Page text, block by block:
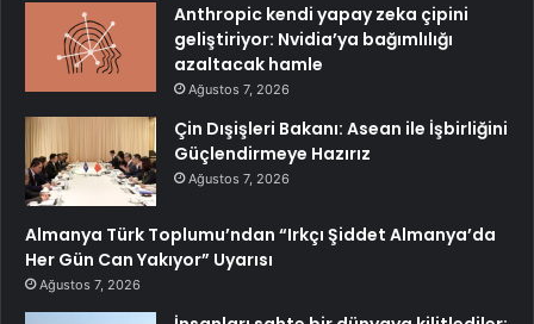
Anthropic kendi yapay zeka çipini
geliştiriyor: Nvidia’ya bağımlılığı
azaltacak hamle
Ağustos 7, 2026
Çin Dışişleri Bakanı: Asean ile İşbirliğini
Güçlendirmeye Hazırız
Ağustos 7, 2026
Almanya Türk Toplumu’ndan “Irkçı Şiddet Almanya’da
Her Gün Can Yakıyor” Uyarısı
Ağustos 7, 2026